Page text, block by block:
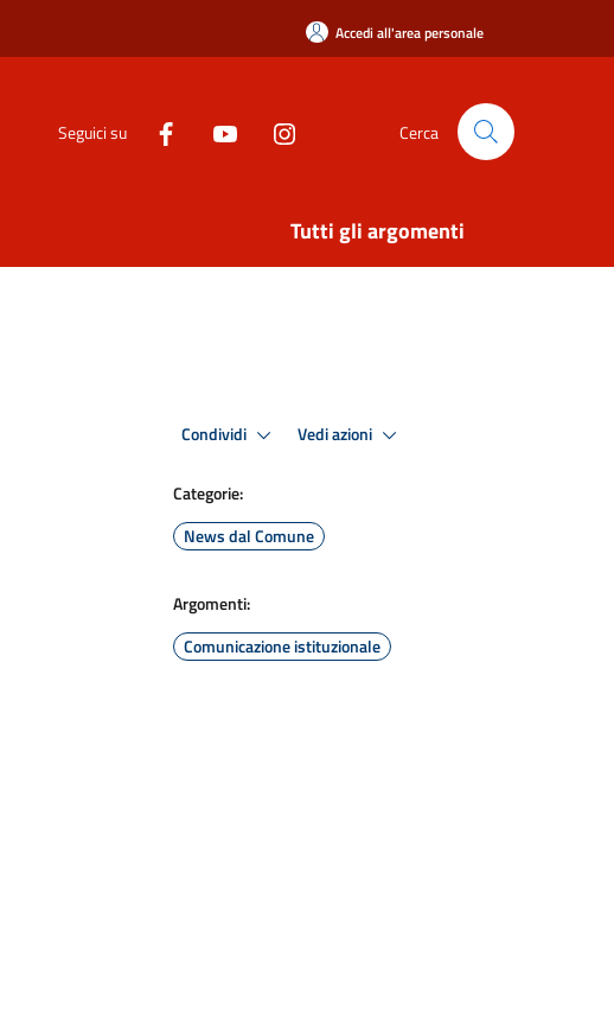
Accedi all'area personale
Seguici su Cerca
Tutti gli argomenti
Condividi Vedi azioni
Categorie:
News dal Comune
Argomenti:
Comunicazione istituzionale